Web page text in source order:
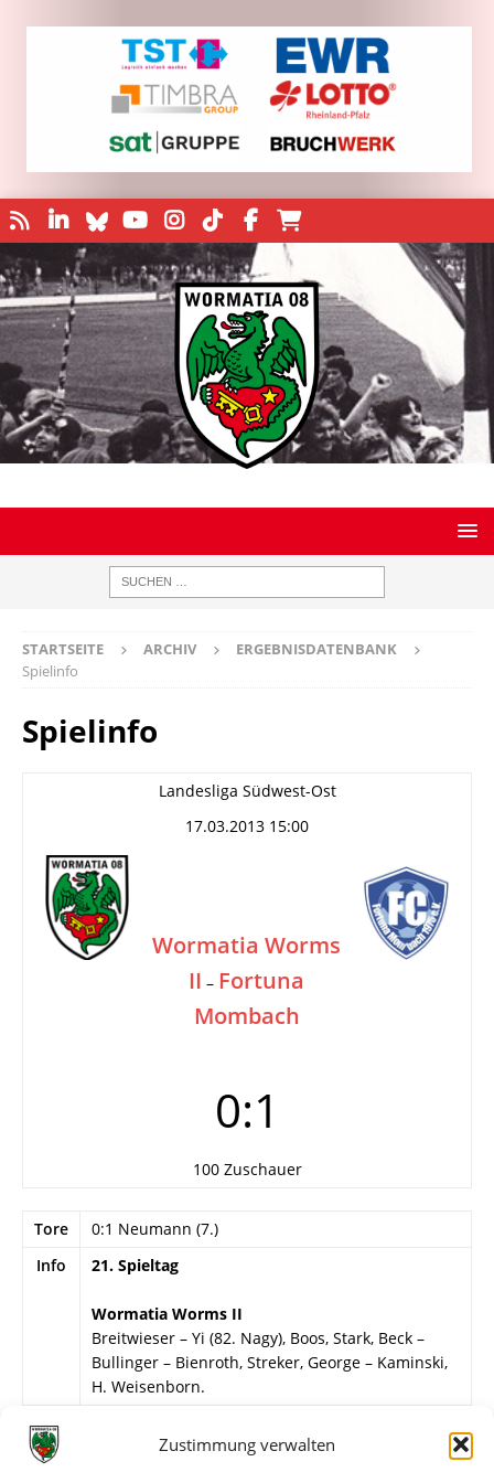
Zustimmung verwalten
STARTSEITE ARCHIV
ERGEBNISDATENBANK
Spielinfo
Spielinfo
Landesliga Südwest-Ost
17.03.2013 15:00
Wormatia Worms
II – Fortuna
Mombach
0:1
100 Zuschauer
Tore
0:1 Neumann (7.)
Info
21. Spieltag
Wormatia Worms II
Breitwieser – Yi (82. Nagy), Boos, Stark, Beck –
Bullinger – Bienroth, Streker, George – Kaminski,
H. Weisenborn.
Weitere Daten